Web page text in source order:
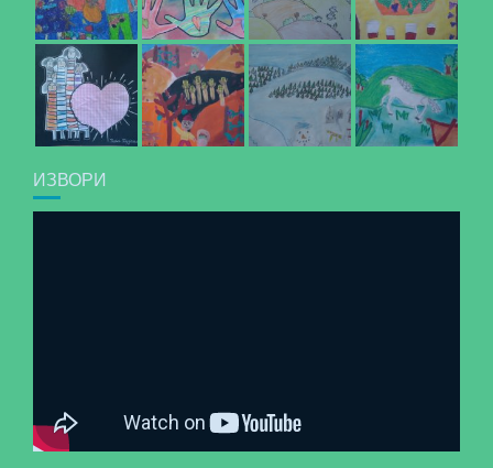
ИЗВОРИ